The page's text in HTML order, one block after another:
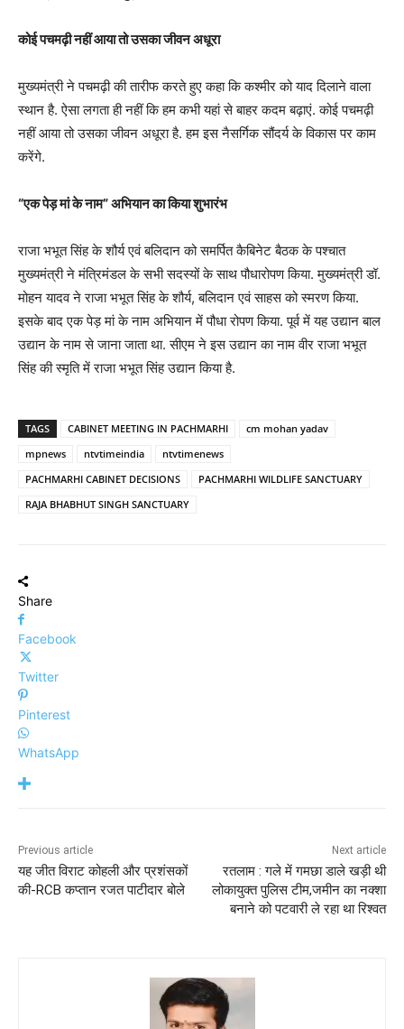
कोई पचमढ़ी नहीं आया तो उसका जीवन अधूरा
मुख्यमंत्री ने पचमढ़ी की तारीफ करते हुए कहा कि कश्मीर को याद दिलाने वाला
स्थान है. ऐसा लगता ही नहीं कि हम कभी यहां से बाहर कदम बढ़ाएं. कोई पचमढ़ी
नहीं आया तो उसका जीवन अधूरा है. हम इस नैसर्गिक सौंदर्य के विकास पर काम
करेंगे.
“एक पेड़ मां के नाम” अभियान का किया शुभारंभ
राजा भभूत सिंह के शौर्य एवं बलिदान को समर्पित कैबिनेट बैठक के पश्चात
मुख्यमंत्री ने मंत्रिमंडल के सभी सदस्यों के साथ पौधारोपण किया. मुख्यमंत्री डॉ.
मोहन यादव ने राजा भभूत सिंह के शौर्य, बलिदान एवं साहस को स्मरण किया.
इसके बाद एक पेड़ मां के नाम अभियान में पौधा रोपण किया. पूर्व में यह उद्यान बाल
उद्यान के नाम से जाना जाता था. सीएम ने इस उद्यान का नाम वीर राजा भभूत
सिंह की स्मृति में राजा भभूत सिंह उद्यान किया है.
TAGS CABINET MEETING IN PACHMARHI
cm mohan yadav
mpnews
ntvtimeindia
ntvtimenews
PACHMARHI CABINET DECISIONS
PACHMARHI WILDLIFE SANCTUARY
RAJA BHABHUT SINGH SANCTUARY
Share
Facebook
Twitter
Pinterest
WhatsApp
Previous article
यह जीत विराट कोहली और प्रशंसकों
की-RCB कप्तान रजत पाटीदार बोले
Next article
रतलाम : गले में गमछा डाले खड़ी थी
लोकायुक्त पुलिस टीम,जमीन का नक्शा
बनाने को पटवारी ले रहा था रिश्वत